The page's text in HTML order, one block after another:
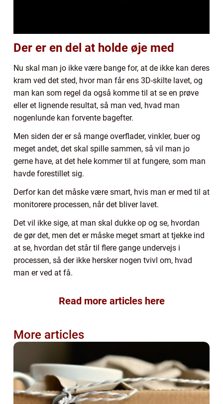
Der er en del at holde øje med
Nu skal man jo ikke være bange for, at de ikke kan deres
kram ved det sted, hvor man får ens 3D-skilte lavet, og
man kan som regel da også komme til at se en prøve
eller et lignende resultat, så man ved, hvad man
nogenlunde kan forvente bagefter.
Men siden der er så mange overflader, vinkler, buer og
meget andet, det skal spille sammen, så vil man jo
gerne have, at det hele kommer til at fungere, som man
havde forestillet sig.
Derfor kan det måske være smart, hvis man er med til at
monitorere processen, når det bliver lavet.
Det vil ikke sige, at man skal dukke op og se, hvordan
de gør det, men det er måske meget smart at tjekke ind
at se, hvordan det står til flere gange undervejs i
processen, så der ikke hersker nogen tvivl om, hvad
man er ved at få.
Read more articles here
More articles